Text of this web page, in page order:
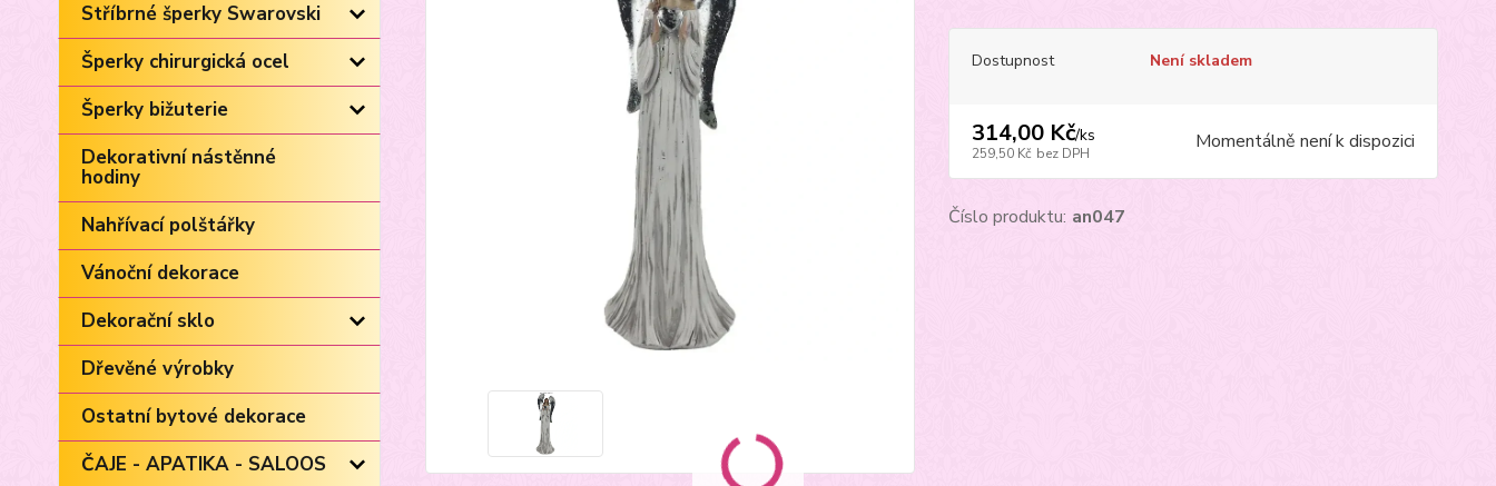
Stříbrné šperky Swarovski
Šperky chirurgická ocel
Šperky bižuterie
Dekorativní nástěnné
hodiny
Nahřívací polštářky
Vánoční dekorace
Dekorační sklo
Dřevěné výrobky
Ostatní bytové dekorace
ČAJE - APATIKA - SALOOS
Dostupnost Není skladem
314,00 Kč/ks
259,50 Kč bez DPH Momentálně není k dispozici
Číslo produktu: an047